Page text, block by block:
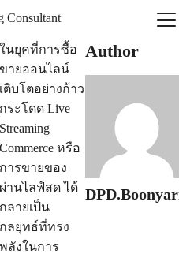
ในยุคที่การซื้อ
ขายออนไลน์
เติบโตอย่างก้าว
กระโดด Live
Streaming
Commerce หรือ
การขายของ
ผ่านไลฟ์สด ได้
กลายเป็น
กลยุทธ์ที่ทรง
พลังในการ
Author